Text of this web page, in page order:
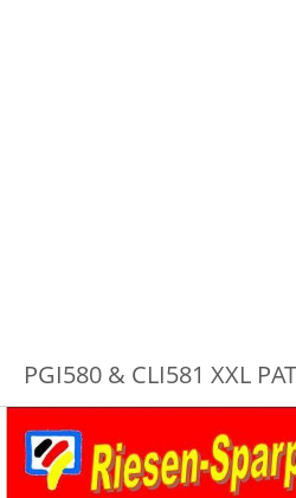
PGI580 & CLI581 XXL